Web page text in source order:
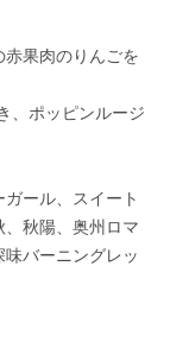
果肉のりんごを
、ポッピンルージ
ール、スイート
、秋陽、奥州ロマ
バーニングレッ